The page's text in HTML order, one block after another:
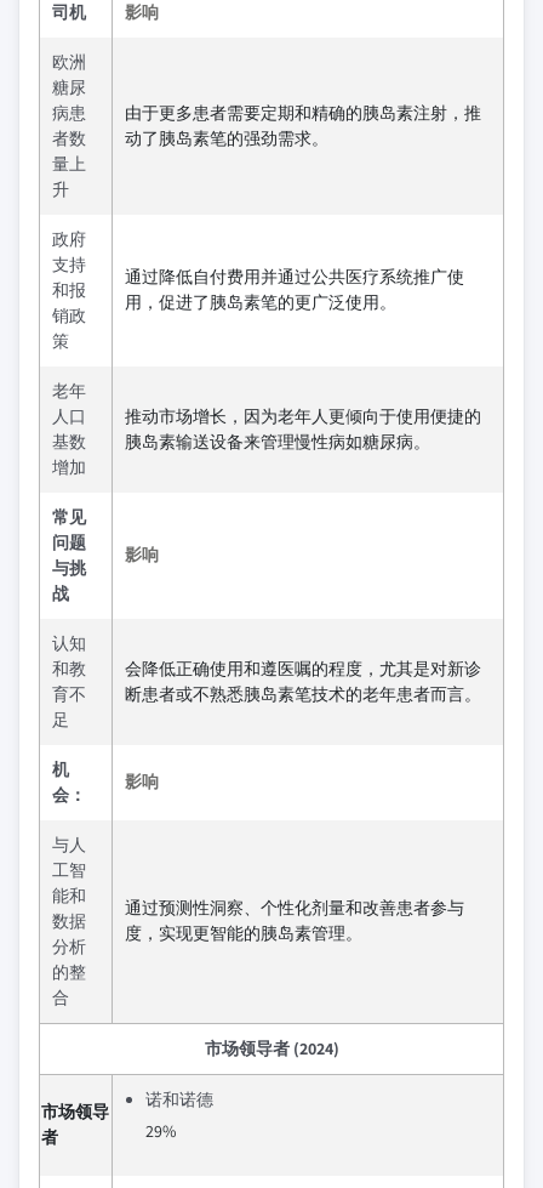
司机 影响
欧洲
糖尿
病患
者数
量上
升
由于更多患者需要定期和精确的胰岛素注射，推
动了胰岛素笔的强劲需求。
政府
支持
和报
销政
策
通过降低自付费用并通过公共医疗系统推广使
用，促进了胰岛素笔的更广泛使用。
老年
人口
基数
增加
推动市场增长，因为老年人更倾向于使用便捷的
胰岛素输送设备来管理慢性病如糖尿病。
常见
问题
与挑
战
影响
认知
和教
育不
足
会降低正确使用和遵医嘱的程度，尤其是对新诊
断患者或不熟悉胰岛素笔技术的老年患者而言。
机
会：
影响
与人
工智
能和
数据
分析
的整
合
通过预测性洞察、个性化剂量和改善患者参与
度，实现更智能的胰岛素管理。
市场领导者 (2024)
市场领导
者
诺和诺德
29%